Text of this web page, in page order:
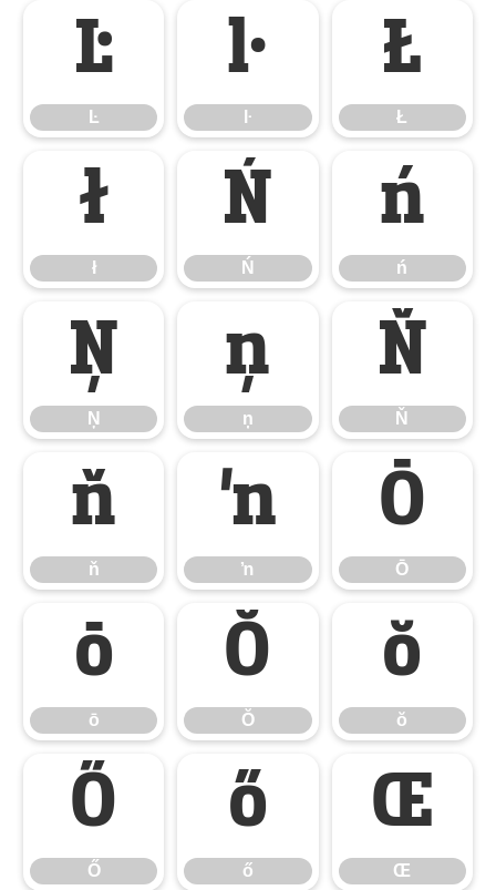
Ŀ
Ŀ
ŀ
ŀ
Ł
Ł
ł
ł
Ń
Ń
ń
ń
Ņ
Ņ
ņ
ņ
Ň
Ň
ň
ň
ŉ
ŉ
Ō
Ō
ō
ō
Ŏ
Ŏ
ŏ
ŏ
Ő
Ő
ő
ő
Œ
Œ